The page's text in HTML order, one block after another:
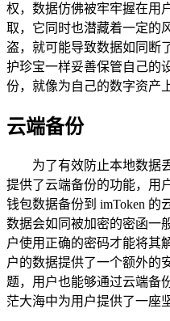
权，数据仿佛被牢牢握在用
取，它同时也潜藏着一定的
盗，就可能导致数据如同断
护珍宝一样妥善保管自己的
份，就像为自己的数字资产
云端备份
为了有效防止本地数据
提供了云端备份的功能，用
钱包数据备份到 imToken 的
数据会如同被加密的密函一
户使用正确的密码才能将其
户的数据提供了一个额外的
题，用户也能够通过云端备
茫大海中为用户提供了一座